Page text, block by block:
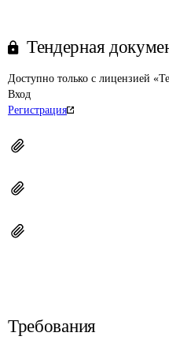
Тендерная
Доступно только с лицензией
Вход
Регистрация
Требования